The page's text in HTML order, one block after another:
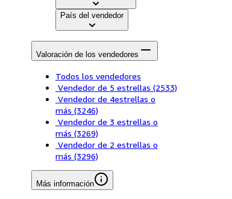
País del vendedor
Valoración de los vendedores
Todos los vendedores
Vendedor de 5 estrellas (2533)
Vendedor de 4estrellas o
más (3246)
Vendedor de 3 estrellas o
más (3269)
Vendedor de 2 estrellas o
más (3296)
Más información